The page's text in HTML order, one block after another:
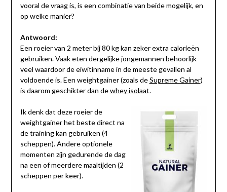
vooral de vraag is, is een combinatie van beide mogelijk, en
op welke manier?
Antwoord:
Een roeier van 2 meter bij 80 kg kan zeker extra calorieën
gebruiken. Vaak eten dergelijke jongemannen behoorlijk
veel waardoor de eiwitinname in de meeste gevallen al
voldoende is. Een weightgainer (zoals deSupreme Gainer)
is daarom geschikter dan dewhey isolaat.
Ik denk dat deze roeier de
weightgainer het beste direct na
de training kan gebruiken (4
scheppen). Andere optionele
momenten zijn gedurende de dag
na een of meerdere maaltijden (2
scheppen per keer).